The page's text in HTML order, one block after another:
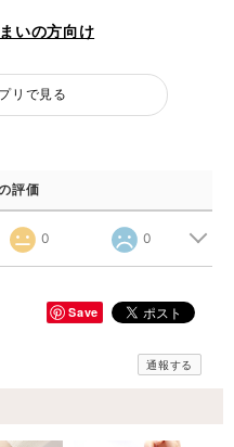
いの方向け
リで見る
評価
0 0
Save
通報する